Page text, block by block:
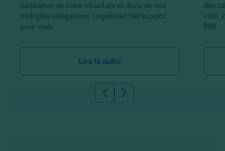
naissance de votre structure et donc de vos
multiples obligations. Legalstart fait le point
pour vous.
Lire la suite
des
coût
RBE.
Slide précédente
Slide suivante